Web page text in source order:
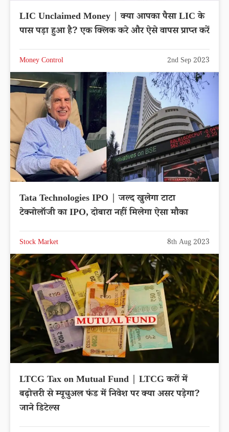
LIC Unclaimed Money | क्या आपका पैसा LIC के
पास पड़ा हुआ है? एक क्लिक करे और ऐसे वापस प्राप्त करें
Money Control 2nd Sep 2023
Tata Technologies IPO | जल्द खुलेगा टाटा
टेक्नोलॉजी का IPO, दोबारा नहीं मिलेगा ऐसा मौका
Stock Market 8th Aug 2023
LTCG Tax on Mutual Fund | LTCG करों में
बढ़ोत्तरी से म्यूचुअल फंड में निवेश पर क्या असर पड़ेगा?
जाने डिटेल्स